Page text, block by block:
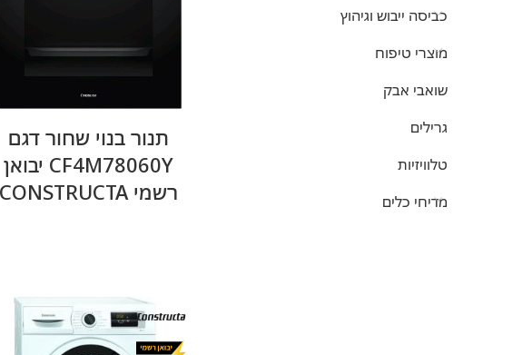
כביסה ייבוש וגיהוץ
מוצרי טיפוח
שואבי אבק
גרילים
טלוויזיות
מדיחי כלים
תנור בנוי שחור דגם
CF4M78060Y יבואן
רשמי CONSTRUCTA